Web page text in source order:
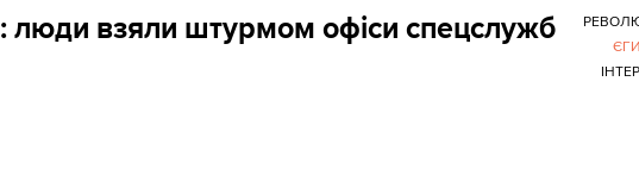
люди взяли штурмом офіси спецслужб